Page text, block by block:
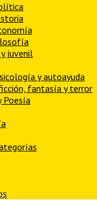
juvenil
y autoayuda
fantasía y terror
Poesía